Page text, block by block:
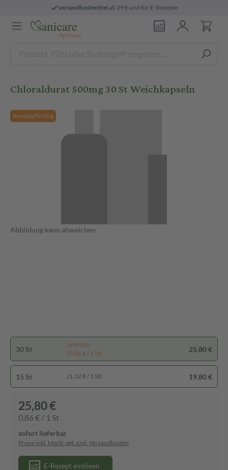
versandkostenfreiab 29 € und für E-Rezepte
Chloraldurat 500mg 30 St Weichkapseln
Rezeptpflichtig
Abbildung kann abweichen
30 St
Spartipp
(0,86 € / 1 St)
25,80 €
15 St (1,32 € / 1 St) 19,80 €
25,80 €
0,86 € / 1 St
sofort lieferbar
Preise inkl. MwSt. ggf. zzgl. Versandkosten
E-Rezept einlösen